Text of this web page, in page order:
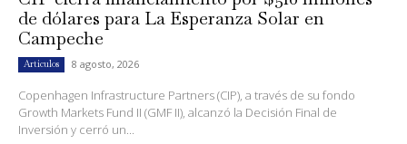
de dólares para La Esperanza Solar en
Campeche
Artículos 8 agosto, 2026
Copenhagen Infrastructure Partners (CIP), a través de su fondo
Growth Markets Fund II (GMF II), alcanzó la Decisión Final de
Inversión y cerró un...